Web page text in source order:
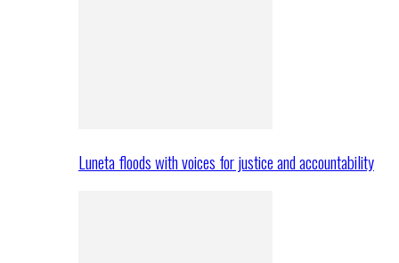
Luneta floods with voices for justice and accountability